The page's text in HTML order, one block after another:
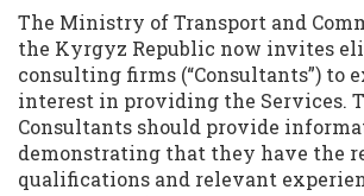
The Ministry of Transport and
the Kyrgyz Republic now invites
consulting firms (“Consultants”) to
interest in providing the Services.
Consultants should provide
demonstrating that they have the
qualifications and relevant